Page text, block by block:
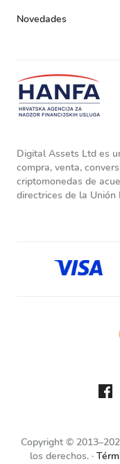
Novedades
Digital Assets Ltd es
compra, venta,
criptomonedas de
directrices de la Unión
Copyright ©
los derechos.